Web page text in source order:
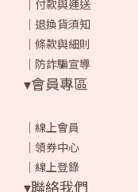
｜ 付款與運送
｜ 退換貨須知
｜ 條款與細則
｜ 防詐騙宣導
▾會員專區
｜ 線上會員
｜ 領券中心
｜ 線上登錄
▾聯絡我們